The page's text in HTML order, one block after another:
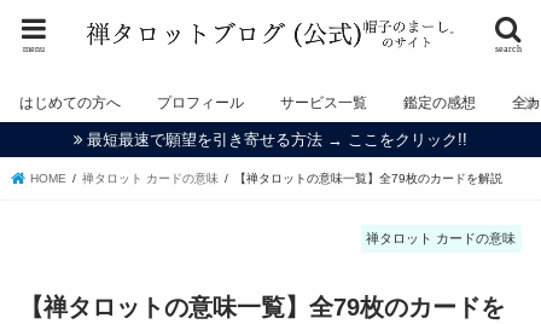
search
menu
はじめての方へ プロフィール サービス一覧 鑑定の感想 全
最短最速で願望を引き寄せる方法 → ここをクリック!!
HOME 禅タロット カードの意味 【禅タロットの意味一覧】全79枚のカードを解説
禅タロット カードの意味
【禅タロットの意味一覧】全79枚のカードを